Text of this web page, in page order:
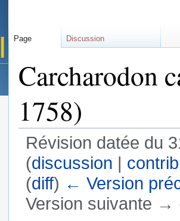
Carcharodon
1758)
Révision datée du
(discussion |
(diff) ← Version
Version suivante →
Page Discussion